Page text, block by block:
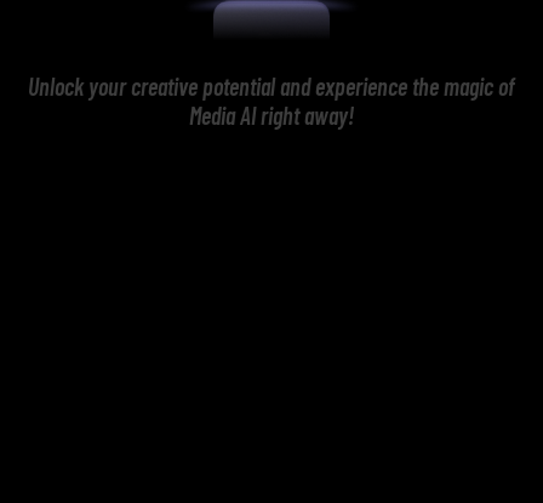
Unlock your creative potential and experience the magic of
Media AI right away!